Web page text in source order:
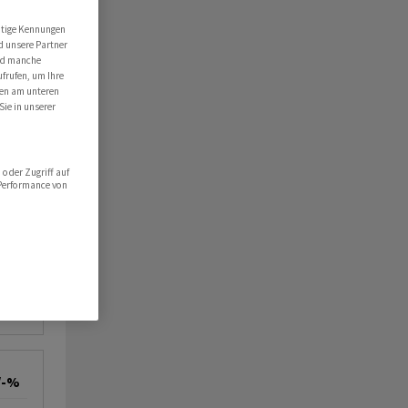
%
Kennungen
unsere Partner
manche
um Ihre
am unteren
in unserer
oder Zugriff auf
von